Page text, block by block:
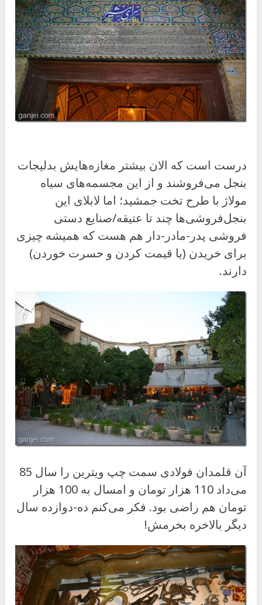
درست است که الان بیشتر مغازه‌هایش بدلیجات
بنجل می‌فروشند و از این مجسمه‌های سیاه
مولاژ با طرح تخت جمشید؛ اما لابلای این
بنجل‌فروشی‌ها چند تا عتیقه/صنایع دستی
فروشی پدر-مادر-دار هم هست که همیشه چیزی
برای خریدن (یا قیمت کردن و حسرت خوردن)
دارند.
آن قلمدان فولادی سمت چپ ویترین را سال 85
می‌داد 110 هزار تومان و امسال به 100 هزار
تومان هم راضی بود. فکر می‌کنم ده-دوازده سال
دیگر بالاخره بخرمش!